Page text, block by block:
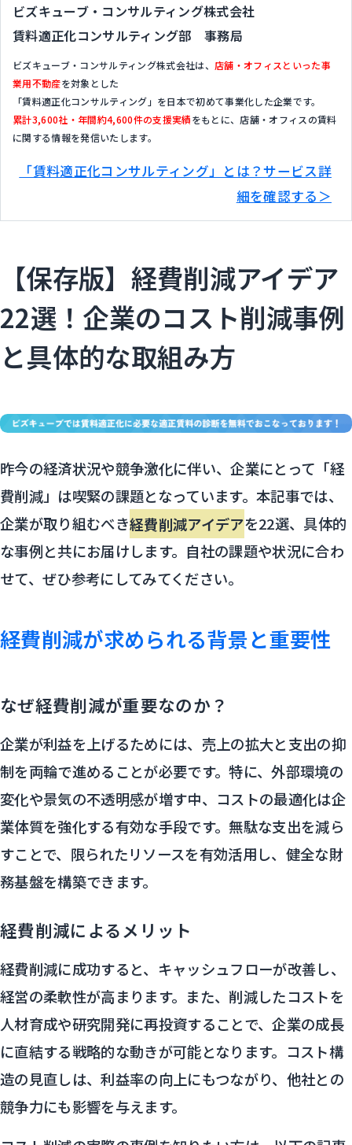
ビズキューブ・コンサルティング株式会社
賃料適正化コンサルティング部 事務局
ビズキューブ・コンサルティング株式会社は、 店舗・オフィスといった事
業用不動産を対象とした
「賃料適正化コンサルティング」を日本で初めて事業化した企業です。
累計3,600社・年間約4,600件の支援実績をもとに、店舗・オフィスの賃料
に関する情報を発信いたします。
「賃料適正化コンサルティング」とは？サービス詳
細を確認する＞
【保存版】経費削減アイデア
22選！企業のコスト削減事例
と具体的な取組み方
昨今の経済状況や競争激化に伴い、企業にとって「経
費削減」は喫緊の課題となっています。本記事では、
企業が取り組むべき経費削減アイデアを22選、具体的
な事例と共にお届けします。自社の課題や状況に合わ
せて、ぜひ参考にしてみてください。
経費削減が求められる背景と重要性
なぜ経費削減が重要なのか？
企業が利益を上げるためには、売上の拡大と支出の抑
制を両輪で進めることが必要です。特に、外部環境の
変化や景気の不透明感が増す中、コストの最適化は企
業体質を強化する有効な手段です。無駄な支出を減ら
すことで、限られたリソースを有効活用し、健全な財
務基盤を構築できます。
経費削減によるメリット
経費削減に成功すると、キャッシュフローが改善し、
経営の柔軟性が高まります。また、削減したコストを
人材育成や研究開発に再投資することで、企業の成長
に直結する戦略的な動きが可能となります。コスト構
造の見直しは、利益率の向上にもつながり、他社との
競争力にも影響を与えます。